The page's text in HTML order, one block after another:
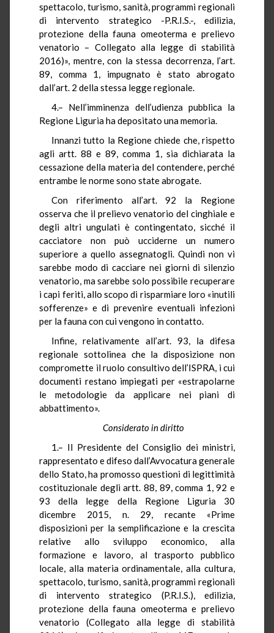
spettacolo, turismo, sanità, programmi regionali
di intervento strategico -P.R.I.S.-, edilizia,
protezione della fauna omeoterma e prelievo
venatorio – Collegato alla legge di stabilità
2016)», mentre, con la stessa decorrenza, l’art.
89, comma 1, impugnato è stato abrogato
dall’art. 2 della stessa legge regionale.
4.– Nell’imminenza dell’udienza pubblica la
Regione Liguria ha depositato una memoria.
Innanzi tutto la Regione chiede che, rispetto
agli artt. 88 e 89, comma 1, sia dichiarata la
cessazione della materia del contendere, perché
entrambe le norme sono state abrogate.
Con riferimento all’art. 92 la Regione
osserva che il prelievo venatorio del cinghiale e
degli altri ungulati è contingentato, sicché il
cacciatore non può ucciderne un numero
superiore a quello assegnatogli. Quindi non vi
sarebbe modo di cacciare nei giorni di silenzio
venatorio, ma sarebbe solo possibile recuperare
i capi feriti, allo scopo di risparmiare loro «inutili
sofferenze» e di prevenire eventuali infezioni
per la fauna con cui vengono in contatto.
Infine, relativamente all’art. 93, la difesa
regionale sottolinea che la disposizione non
compromette il ruolo consultivo dell’ISPRA, i cui
documenti restano impiegati per «estrapolarne
le metodologie da applicare nei piani di
abbattimento».
Considerato in diritto
1.– Il Presidente del Consiglio dei ministri,
rappresentato e difeso dall’Avvocatura generale
dello Stato, ha promosso questioni di legittimità
costituzionale degli artt. 88, 89, comma 1, 92 e
93 della legge della Regione Liguria 30
dicembre 2015, n. 29, recante «Prime
disposizioni per la semplificazione e la crescita
relative allo sviluppo economico, alla
formazione e lavoro, al trasporto pubblico
locale, alla materia ordinamentale, alla cultura,
spettacolo, turismo, sanità, programmi regionali
di intervento strategico (P.R.I.S.), edilizia,
protezione della fauna omeoterma e prelievo
venatorio (Collegato alla legge di stabilità